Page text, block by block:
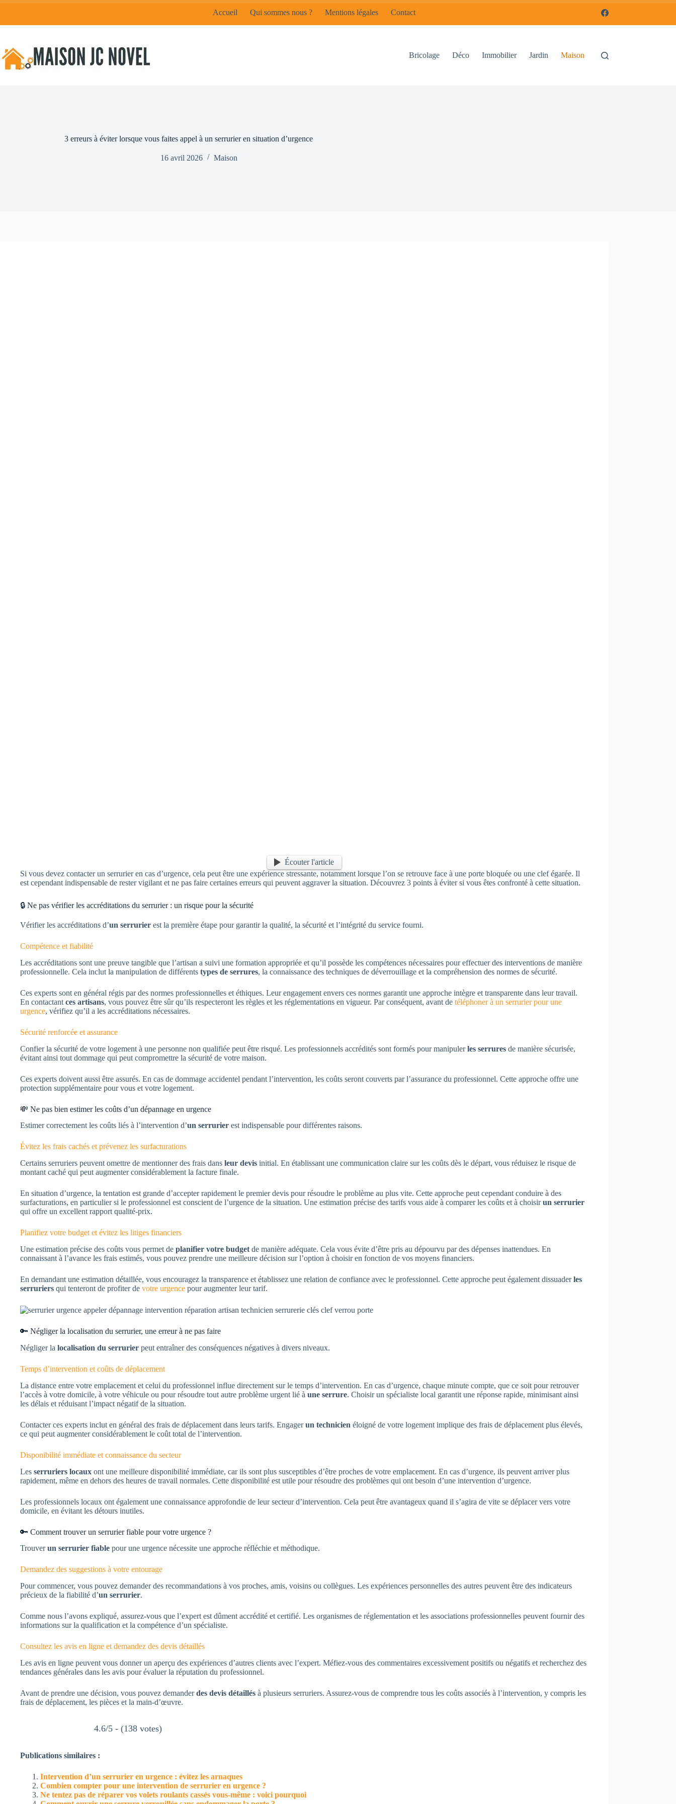
Accueil Qui sommes nous ? Mentions légales Contact
Bricolage Déco Immobilier Jardin Maison
3 erreurs à éviter lorsque vous faites appel à un serrurier en situation d’urgence
16 avril 2026 Maison
Écouter l'article
Si vous devez contacter un serrurier en cas d’urgence, cela peut être une expérience stressante, notamment lorsque l’on se retrouve face à une porte bloquée ou une clef égarée. Il
est cependant indispensable de rester vigilant et ne pas faire certaines erreurs qui peuvent aggraver la situation. Découvrez 3 points à éviter si vous êtes confronté à cette situation.
🔒 Ne pas vérifier les accréditations du serrurier : un risque pour la sécurité
Vérifier les accréditations d’un serrurier est la première étape pour garantir la qualité, la sécurité et l’intégrité du service fourni.
Compétence et fiabilité
Les accréditations sont une preuve tangible que l’artisan a suivi une formation appropriée et qu’il possède les compétences nécessaires pour effectuer des interventions de manière
professionnelle. Cela inclut la manipulation de différents types de serrures, la connaissance des techniques de déverrouillage et la compréhension des normes de sécurité.
Ces experts sont en général régis par des normes professionnelles et éthiques. Leur engagement envers ces normes garantit une approche intègre et transparente dans leur travail.
En contactant ces artisans, vous pouvez être sûr qu’ils respecteront les règles et les réglementations en vigueur. Par conséquent, avant de téléphoner à un serrurier pour une
urgence, vérifiez qu’il a les accréditations nécessaires.
Sécurité renforcée et assurance
Confier la sécurité de votre logement à une personne non qualifiée peut être risqué. Les professionnels accrédités sont formés pour manipulerles serrures de manière sécurisée,
évitant ainsi tout dommage qui peut compromettre la sécurité de votre maison.
Ces experts doivent aussi être assurés. En cas de dommage accidentel pendant l’intervention, les coûts seront couverts par l’assurance du professionnel. Cette approche offre une
protection supplémentaire pour vous et votre logement.
💸 Ne pas bien estimer les coûts d’un dépannage en urgence
Estimer correctement les coûts liés à l’intervention d’un serrurier est indispensable pour différentes raisons.
Évitez les frais cachés et prévenez les surfacturations
Certains serruriers peuvent omettre de mentionner des frais dans leur devis initial. En établissant une communication claire sur les coûts dès le départ, vous réduisez le risque de
montant caché qui peut augmenter considérablement la facture finale.
En situation d’urgence, la tentation est grande d’accepter rapidement le premier devis pour résoudre le problème au plus vite. Cette approche peut cependant conduire à des
surfacturations, en particulier si le professionnel est conscient de l’urgence de la situation. Une estimation précise des tarifs vous aide à comparer les coûts et à choisirun serrurier
qui offre un excellent rapport qualité-prix.
Planifiez votre budget et évitez les litiges financiers
Une estimation précise des coûts vous permet de planifier votre budget de manière adéquate. Cela vous évite d’être pris au dépourvu par des dépenses inattendues. En
connaissant à l’avance les frais estimés, vous pouvez prendre une meilleure décision sur l’option à choisir en fonction de vos moyens financiers.
En demandant une estimation détaillée, vous encouragez la transparence et établissez une relation de confiance avec le professionnel. Cette approche peut également dissuaderles
serruriers qui tenteront de profiter de votre urgence pour augmenter leur tarif.
🔑 Négliger la localisation du serrurier, une erreur à ne pas faire
Négliger la localisation du serrurier peut entraîner des conséquences négatives à divers niveaux.
Temps d’intervention et coûts de déplacement
La distance entre votre emplacement et celui du professionnel influe directement sur le temps d’intervention. En cas d’urgence, chaque minute compte, que ce soit pour retrouver
l’accès à votre domicile, à votre véhicule ou pour résoudre tout autre problème urgent lié à une serrure. Choisir un spécialiste local garantit une réponse rapide, minimisant ainsi
les délais et réduisant l’impact négatif de la situation.
Contacter ces experts inclut en général des frais de déplacement dans leurs tarifs. Engagerun technicien éloigné de votre logement implique des frais de déplacement plus élevés,
ce qui peut augmenter considérablement le coût total de l’intervention.
Disponibilité immédiate et connaissance du secteur
Les serruriers locaux ont une meilleure disponibilité immédiate, car ils sont plus susceptibles d’être proches de votre emplacement. En cas d’urgence, ils peuvent arriver plus
rapidement, même en dehors des heures de travail normales. Cette disponibilité est utile pour résoudre des problèmes qui ont besoin d’une intervention d’urgence.
Les professionnels locaux ont également une connaissance approfondie de leur secteur d’intervention. Cela peut être avantageux quand il s’agira de vite se déplacer vers votre
domicile, en évitant les détours inutiles.
🔑 Comment trouver un serrurier fiable pour votre urgence ?
Trouverun serrurier fiable pour une urgence nécessite une approche réfléchie et méthodique.
Demandez des suggestions à votre entourage
Pour commencer, vous pouvez demander des recommandations à vos proches, amis, voisins ou collègues. Les expériences personnelles des autres peuvent être des indicateurs
précieux de la fiabilité d’un serrurier.
Comme nous l’avons expliqué, assurez-vous que l’expert est dûment accrédité et certifié. Les organismes de réglementation et les associations professionnelles peuvent fournir des
informations sur la qualification et la compétence d’un spécialiste.
Consultez les avis en ligne et demandez des devis détaillés
Les avis en ligne peuvent vous donner un aperçu des expériences d’autres clients avec l’expert. Méfiez-vous des commentaires excessivement positifs ou négatifs et recherchez des
tendances générales dans les avis pour évaluer la réputation du professionnel.
Avant de prendre une décision, vous pouvez demanderdes devis détaillés à plusieurs serruriers. Assurez-vous de comprendre tous les coûts associés à l’intervention, y compris les
frais de déplacement, les pièces et la main-d’œuvre.
4.6/5 - (138 votes)
Publications similaires :
Intervention d’un serrurier en urgence : évitez les arnaques
Combien compter pour une intervention de serrurier en urgence ?
Ne tentez pas de réparer vos volets roulants cassés vous-même : voici pourquoi